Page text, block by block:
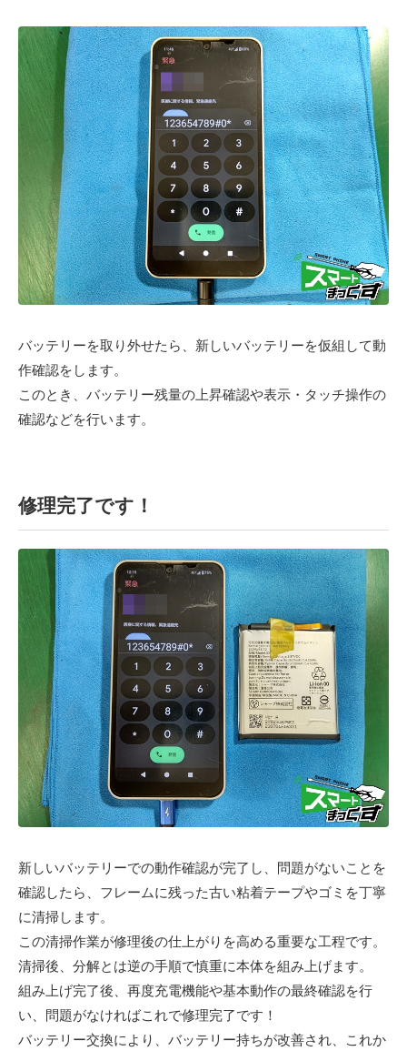
バッテリーを取り外せたら、新しいバッテリーを仮組して動
作確認をします。
このとき、バッテリー残量の上昇確認や表示・タッチ操作の
確認などを行います。
修理完了です！
新しいバッテリーでの動作確認が完了し、問題がないことを
確認したら、フレームに残った古い粘着テープやゴミを丁寧
に清掃します。
この清掃作業が修理後の仕上がりを高める重要な工程です。
清掃後、分解とは逆の手順で慎重に本体を組み上げます。
組み上げ完了後、再度充電機能や基本動作の最終確認を行
い、問題がなければこれで修理完了です！
バッテリー交換により、バッテリー持ちが改善され、これか